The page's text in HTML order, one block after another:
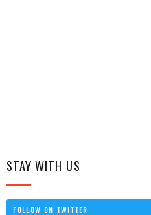
STAY WITH US
FOLLOW ON TWITTER